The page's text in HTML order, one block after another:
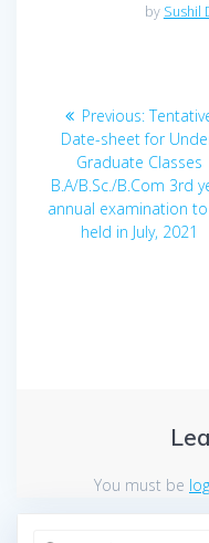
by Sushil
Post
navigation
Previous:Previous
post:
Date-sheet for
Graduate Classes
B.A/B.Sc./B.Com 3rd
annual examination
held in July, 2021
You must be